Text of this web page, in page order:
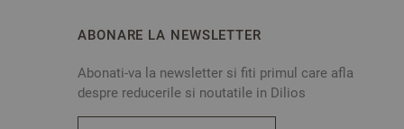
ABONARE LA NEWSLETTER
Abonati-va la newsletter si fiti primul care afla
despre reducerile si noutatile in Dilios